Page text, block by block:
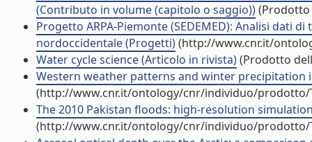
(Contributo in volume (capitolo o saggio))(Prodotto
Progetto ARPA-Piemonte (SEDEMED): Analisi dati
nordoccidentale (Progetti)(http://www.cnr.it/
Water cycle science (Articolo in rivista)(Prodotto
Western weather patterns and winter precipitation
(http://www.cnr.it/ontology/cnr/individuo/prodotto/
The 2010 Pakistan floods: high-resolution
(http://www.cnr.it/ontology/cnr/individuo/prodotto/